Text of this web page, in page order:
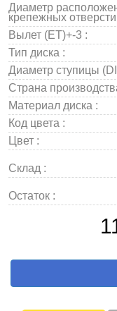
Диаметр
крепежных
Вылет (ET)+-3 :
Тип диска :
Диаметр ступицы
Страна
Материал диска :
Код цвета :
Цвет :
Склад :
Остаток :